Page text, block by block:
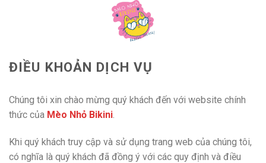
ĐIỀU KHOẢN DỊCH VỤ
Chúng tôi xin chào mừng quý khách đến với website chính
thức của Mèo Nhỏ Bikini.
Khi quý khách truy cập và sử dụng trang web của chúng tôi,
có nghĩa là quý khách đã đồng ý với các quy định và điều